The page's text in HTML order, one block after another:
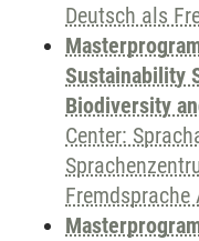
Deutsch als
Sustainability
Biodiversity
Center:
Fremdsprache